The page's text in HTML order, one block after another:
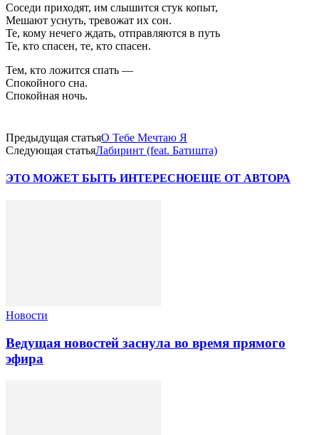
Соседи приходят, им слышится стук копыт,
Мешают уснуть, тревожат их сон.
Те, кому нечего ждать, отправляются в путь
Те, кто спасен, те, кто спасен.
Тем, кто ложится спать —
Спокойного сна.
Спокойная ночь.
Предыдущая статьяО Тебе Мечтаю Я
Следующая статьяЛабиринт (feat. Батишта)
ЭТО МОЖЕТ БЫТЬ ИНТЕРЕСНОЕЩЕ ОТ АВТОРА
Новости
Ведущая новостей заснула во время прямого
эфира